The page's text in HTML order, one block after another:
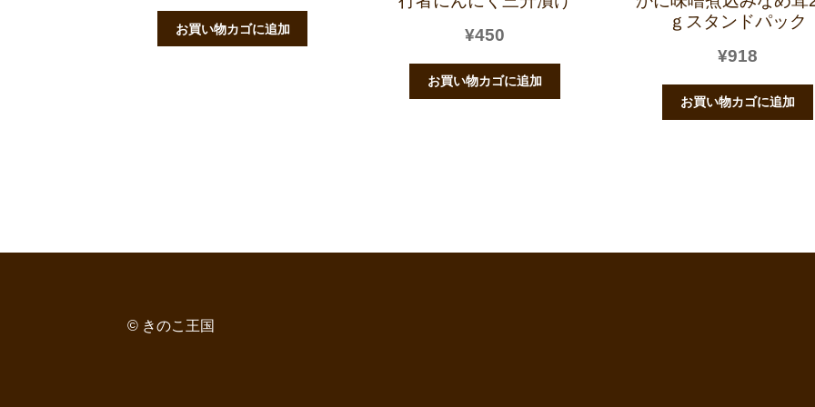
お買い物カゴに追加
¥450
お買い物カゴに追加
ｇスタンドパック
¥918
お買い物カゴに追加
© きのこ王国